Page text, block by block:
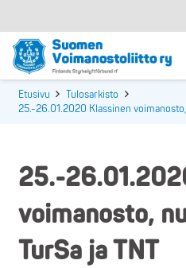
Etusivu
Tulosarkisto
25.-26.01.2020 Klassinen
25.-
voimanosto,
TurSa ja TNT